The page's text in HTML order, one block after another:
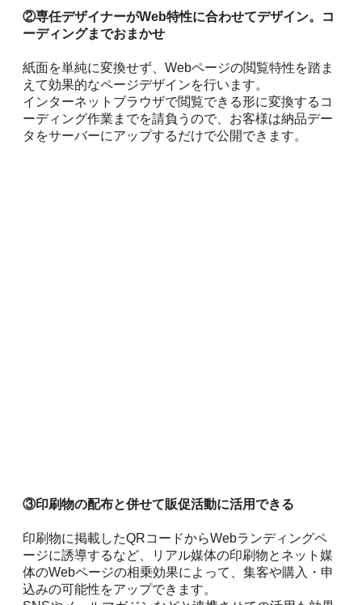
②専任デザイナーがWeb特性に合わせてデザイン。コ
ーディングまでおまかせ
紙面を単純に変換せず、Webページの閲覧特性を踏ま
えて効果的なページデザインを行います。
インターネットブラウザで閲覧できる形に変換するコ
ーディング作業までを請負うので、お客様は納品デー
タをサーバーにアップするだけで公開できます。
③印刷物の配布と併せて販促活動に活用できる
印刷物に掲載したQRコードからWebランディングペ
ージに誘導するなど、リアル媒体の印刷物とネット媒
体のWebページの相乗効果によって、集客や購入・申
込みの可能性をアップできます。